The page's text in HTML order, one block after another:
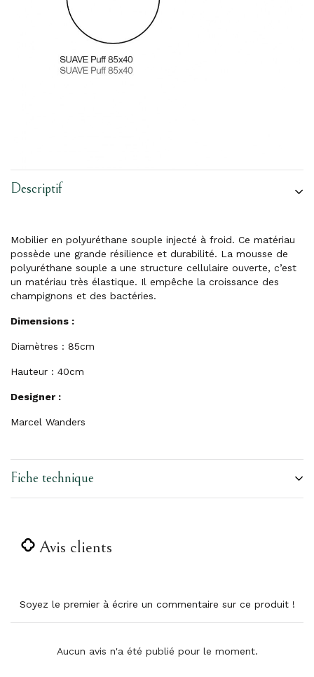
Descriptif
Mobilier en polyuréthane souple injecté à froid. Ce matériau
possède une grande résilience et durabilité. La mousse de
polyuréthane souple a une structure cellulaire ouverte, c’est
un matériau très élastique. Il empêche la croissance des
champignons et des bactéries.
Dimensions :
Diamètres : 85cm
Hauteur : 40cm
Designer :
Marcel Wanders
Fiche technique
Avis clients
Soyez le premier à écrire un commentaire sur ce produit !
Aucun avis n'a été publié pour le moment.